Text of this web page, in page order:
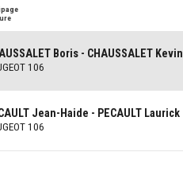
Boris - CHAUSSALET Kevin
106
Jean-Haide - PECAULT Laurick
106